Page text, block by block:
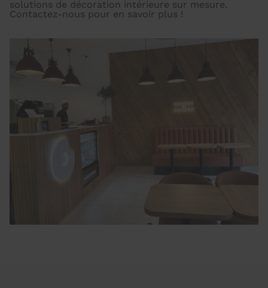
solutions de décoration intérieure sur mesure.
Contactez-nous pour en savoir plus !